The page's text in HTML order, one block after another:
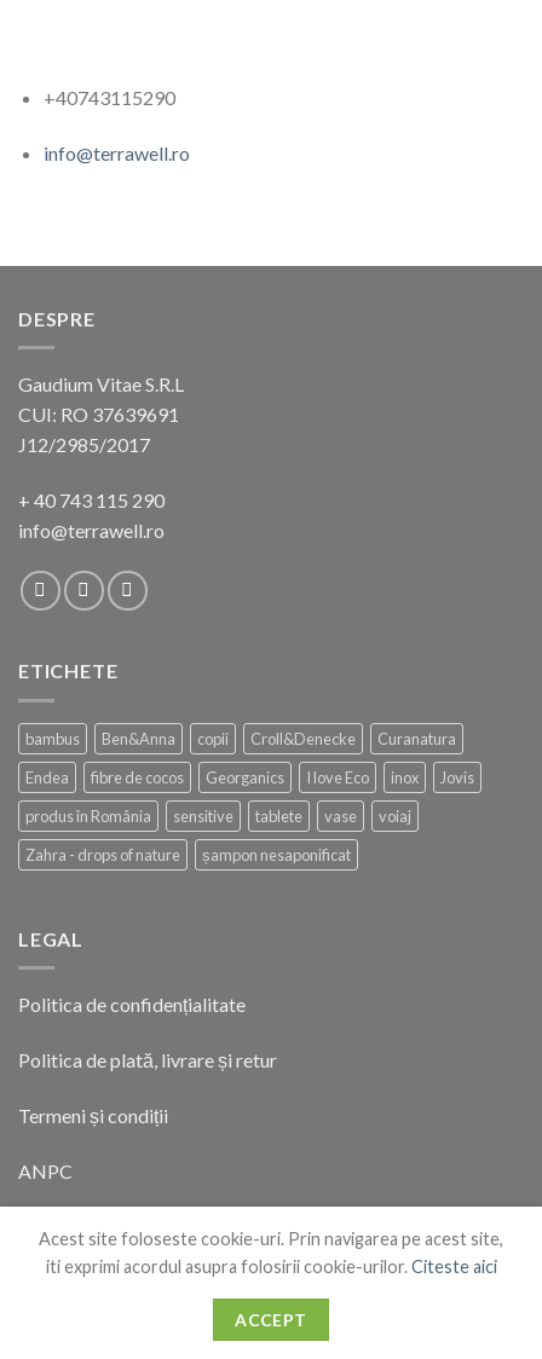
+40743115290
info@terrawell.ro
DESPRE
Gaudium Vitae S.R.L
CUI: RO 37639691
J12/2985/2017
+ 40 743 115 290
info@terrawell.ro
ETICHETE
bambus Ben&Anna copii Croll&Denecke
Curanatura
Endea
fibre de cocos Georganics I love Eco inox
Jovis
produs în România
sensitive tablete vase
voiaj
Zahra - drops of nature
șampon nesaponificat
LEGAL
Politica de confidențialitate
Politica de plată, livrare și retur
Termeni și condiții
ANPC
INTREBĂRI FRECVENTE
Acest site foloseste cookie-uri. Prin navigarea pe acest site,
iti exprimi acordul asupra folosirii cookie-urilor.Citeste aici
ACCEPT